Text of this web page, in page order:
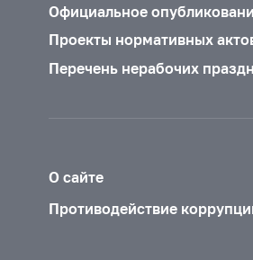
Официальное
Проекты нормативных
Перечень нерабочих
О сайте
Противодействие